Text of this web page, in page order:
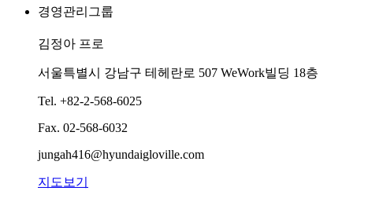
경영관리그룹
김정아 프로
서울특별시 강남구 테헤란로 507 WeWork빌딩 18층
Tel. +82-2-568-6025
Fax. 02-568-6032
jungah416@hyundaigloville.com
지도보기